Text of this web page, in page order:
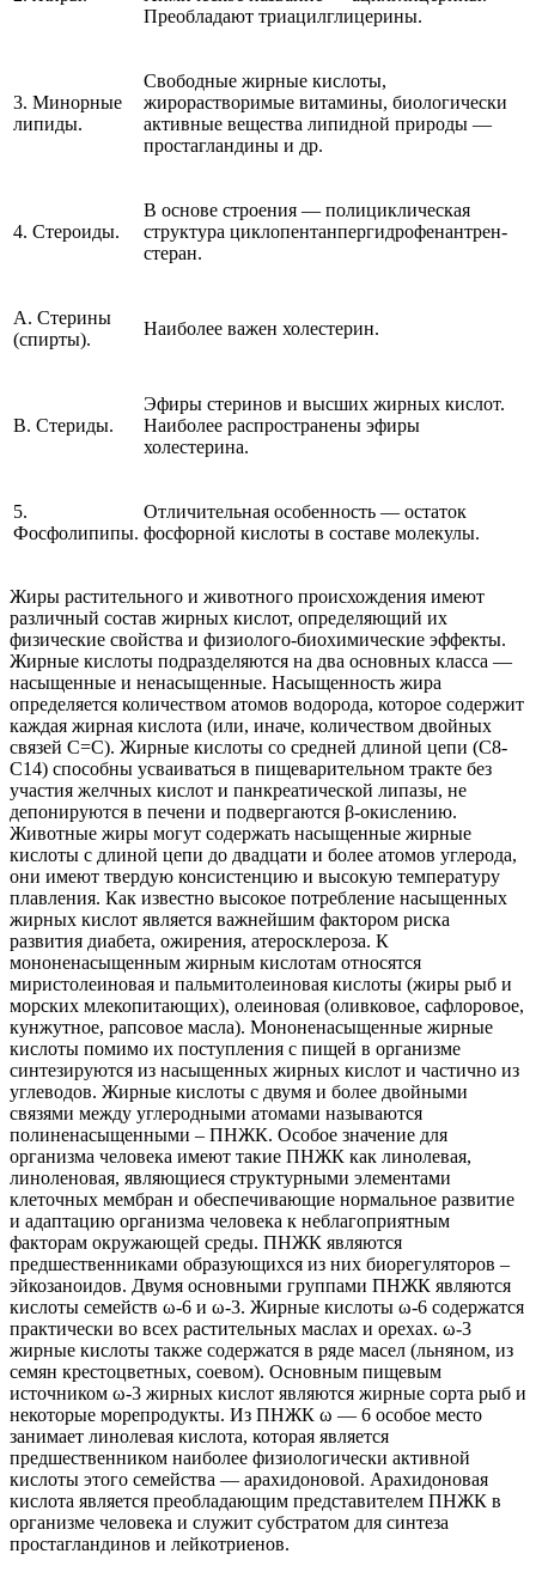
Преобладают триацилглицерины.
3. Минорные
липиды.
Свободные жирные кислоты,
жирорастворимые витамины, биологически
активные вещества липидной природы —
простагландины и др.
4. Стероиды.
В основе строения — полициклическая
структура циклопентанпергидрофенантрен-
стеран.
А. Стерины
(спирты).
Наиболее важен холестерин.
В. Стериды.
Эфиры стеринов и высших жирных кислот.
Наиболее распространены эфиры
холестерина.
5.
Фосфолипипы.
Отличительная особенность — остаток
фосфорной кислоты в составе молекулы.
Жиры растительного и животного происхождения имеют
различный состав жирных кислот, определяющий их
физические свойства и физиолого-биохимические эффекты.
Жирные кислоты подразделяются на два основных класса —
насыщенные и ненасыщенные. Насыщенность жира
определяется количеством атомов водорода, которое содержит
каждая жирная кислота (или, иначе, количеством двойных
связей С=С). Жирные кислоты со средней длиной цепи (С8-
С14) способны усваиваться в пищеварительном тракте без
участия желчных кислот и панкреатической липазы, не
депонируются в печени и подвергаются β-окислению.
Животные жиры могут содержать насыщенные жирные
кислоты с длиной цепи до двадцати и более атомов углерода,
они имеют твердую консистенцию и высокую температуру
плавления. Как известно высокое потребление насыщенных
жирных кислот является важнейшим фактором риска
развития диабета, ожирения, атеросклероза. К
мононенасыщенным жирным кислотам относятся
миристолеиновая и пальмитолеиновая кислоты (жиры рыб и
морских млекопитающих), олеиновая (оливковое, сафлоровое,
кунжутное, рапсовое масла). Мононенасыщенные жирные
кислоты помимо их поступления с пищей в организме
синтезируются из насыщенных жирных кислот и частично из
углеводов. Жирные кислоты с двумя и более двойными
связями между углеродными атомами называются
полиненасыщенными – ПНЖК. Особое значение для
организма человека имеют такие ПНЖК как линолевая,
линоленовая, являющиеся структурными элементами
клеточных мембран и обеспечивающие нормальное развитие
и адаптацию организма человека к неблагоприятным
факторам окружающей среды. ПНЖК являются
предшественниками образующихся из них биорегуляторов –
эйкозаноидов. Двумя основными группами ПНЖК являются
кислоты семейств ω-6 и ω-3. Жирные кислоты ω-6 содержатся
практически во всех растительных маслах и орехах. ω-3
жирные кислоты также содержатся в ряде масел (льняном, из
семян крестоцветных, соевом). Основным пищевым
источником ω-3 жирных кислот являются жирные сорта рыб и
некоторые морепродукты. Из ПНЖК ω — 6 особое место
занимает линолевая кислота, которая является
предшественником наиболее физиологически активной
кислоты этого семейства — арахидоновой. Арахидоновая
кислота является преобладающим представителем ПНЖК в
организме человека и служит субстратом для синтеза
простагландинов и лейкотриенов.